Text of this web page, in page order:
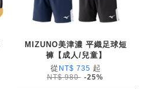
MIZUNO美津濃 平織足球短
褲【成人/兒童】
從 NT$ 735 起
NT$ 980 -25%